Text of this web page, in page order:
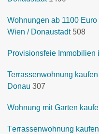
Wohnungen ab 1100
Wien / Donaustadt 508
Provisionsfeie Immobilien
Terrassenwohnung
Donau 307
Wohnung mit Garten
Terrassenwohnung